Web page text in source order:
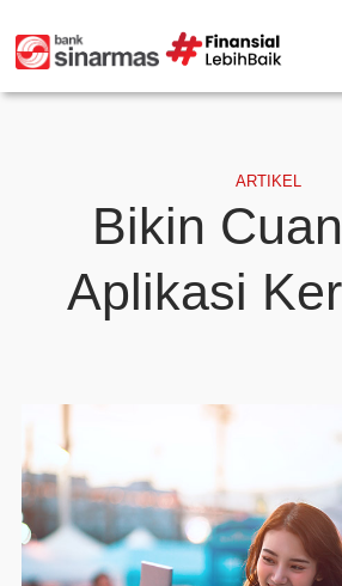
ARTIKEL
Bikin
Aplikasi